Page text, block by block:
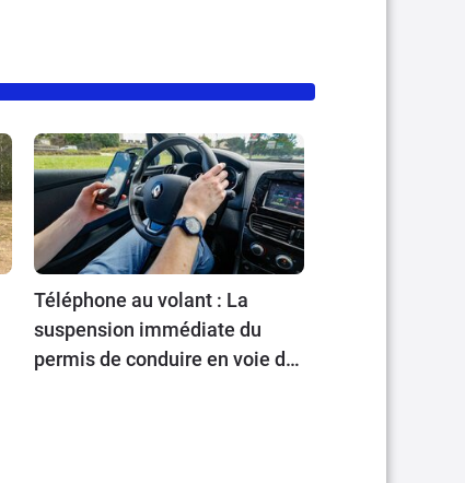
Téléphone au volant : La
suspension immédiate du
permis de conduire en voie de